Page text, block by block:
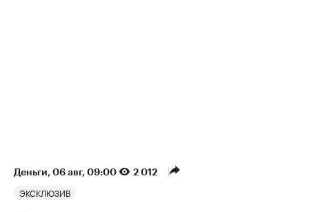
Деньги⁠, 06 авг, 09:00 2 012
ЭКСКЛЮЗИВ